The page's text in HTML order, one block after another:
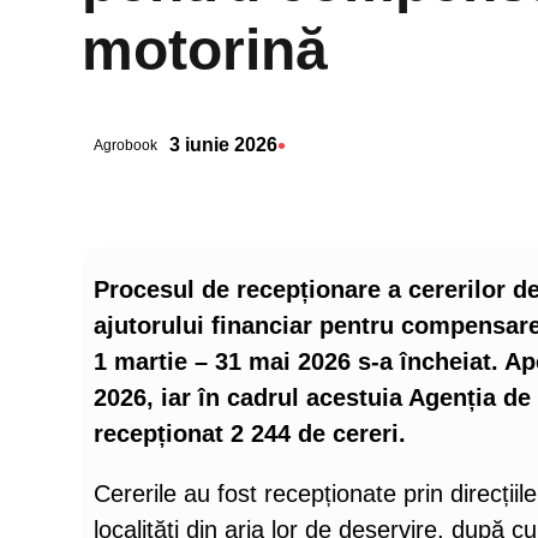
motorină
Agrobook 3 iunie 2026•
Procesul de recepționare a cererilor
ajutorului financiar pentru
1 martie – 31 mai 2026 s-a încheiat.
2026, iar în cadrul acestuia Agenția
recepționat 2 244 de cereri.
Cererile au fost recepționate prin
localități din aria lor de deservire, după